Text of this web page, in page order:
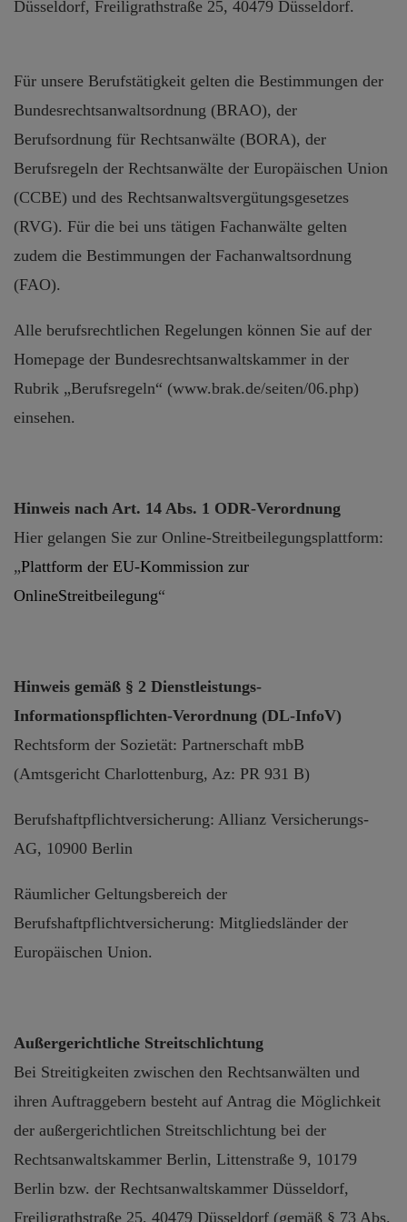
Düsseldorf, Freiligrathstraße 25, 40479 Düsseldorf.
Für unsere Berufstätigkeit gelten die Bestimmungen der
Bundesrechtsanwaltsordnung (BRAO), der
Berufsordnung für Rechtsanwälte (BORA), der
Berufsregeln der Rechtsanwälte der Europäischen Union
(CCBE) und des Rechtsanwaltsvergütungsgesetzes
(RVG). Für die bei uns tätigen Fachanwälte gelten
zudem die Bestimmungen der Fachanwaltsordnung
(FAO).
Alle berufsrechtlichen Regelungen können Sie auf der
Homepage der Bundesrechtsanwaltskammer in der
Rubrik „Berufsregeln“ (www.brak.de/seiten/06.php)
einsehen.
Hinweis nach Art. 14 Abs. 1 ODR-Verordnung
Hier gelangen Sie zur Online-Streitbeilegungsplattform:
„Plattform der EU-Kommission zur
OnlineStreitbeilegung“
Hinweis gemäß § 2 Dienstleistungs-
Informationspflichten-Verordnung (DL-InfoV)
Rechtsform der Sozietät: Partnerschaft mbB
(Amtsgericht Charlottenburg, Az: PR 931 B)
Berufshaftpflichtversicherung: Allianz Versicherungs-
AG, 10900 Berlin
Räumlicher Geltungsbereich der
Berufshaftpflichtversicherung: Mitgliedsländer der
Europäischen Union.
Außergerichtliche Streitschlichtung
Bei Streitigkeiten zwischen den Rechtsanwälten und
ihren Auftraggebern besteht auf Antrag die Möglichkeit
der außergerichtlichen Streitschlichtung bei der
Rechtsanwaltskammer Berlin, Littenstraße 9, 10179
Berlin bzw. der Rechtsanwaltskammer Düsseldorf,
Freiligrathstraße 25, 40479 Düsseldorf (gemäß § 73 Abs.